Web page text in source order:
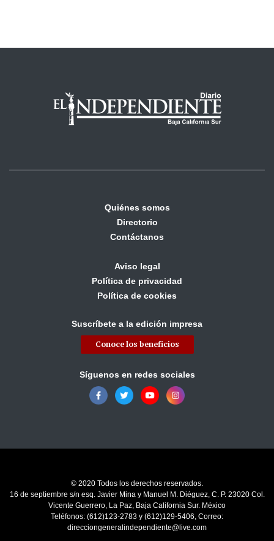
Quiénes somos
Directorio
Contáctanos
Aviso legal
Política de privacidad
Política de cookies
Suscríbete a la edición impresa
Conoce los beneficios
Síguenos en redes sociales
© 2020 Todos los derechos reservados.
16 de septiembre s/n esq. Javier Mina y Manuel M. Diéguez, C. P. 23020 Col.
Vicente Guerrero, La Paz, Baja California Sur. México
Teléfonos: (612)123-2783 y (612)129-5406, Correo:
direcciongeneralindependiente@live.com